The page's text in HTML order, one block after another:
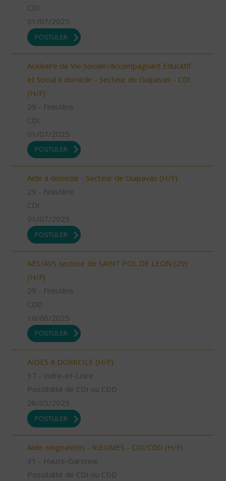
CDI
01/07/2025
POSTULER
Auxiliaire de Vie Sociale/Accompagnant Educatif
et Social à domicile - Secteur de Guipavas - CDI
(H/F)
29 - Finistère
CDI
01/07/2025
POSTULER
Aide à domicile - Secteur de Guipavas (H/F)
29 - Finistère
CDI
01/07/2025
POSTULER
AES/AVS secteur de SAINT POL DE LEON (29)
(H/F)
29 - Finistère
CDD
10/06/2025
POSTULER
AIDES A DOMICILE (H/F)
37 - Indre-et-Loire
Possibilité de CDI ou CDD
28/05/2025
POSTULER
Aide-soignant(e) - RIEUMES - CDI/CDD (H/F)
31 - Haute-Garonne
Possibilité de CDI ou CDD